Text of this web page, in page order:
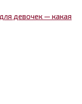
девочек — какая